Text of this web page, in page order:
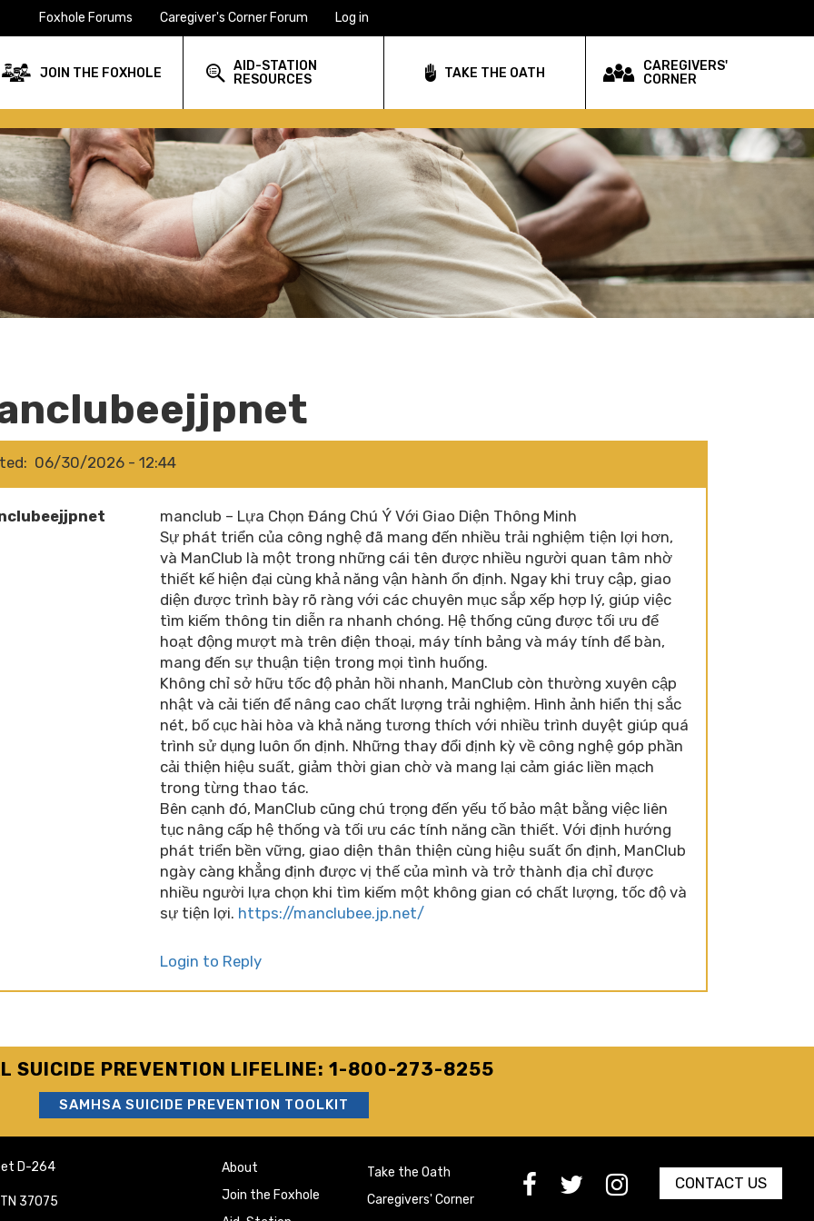
Foxhole Forums Caregiver's Corner Forum Log in
JOIN THE FOXHOLE
AID-STATION
RESOURCES
TAKE THE OATH
CAREGIVERS'
CORNER
06/30/2026 - 12:44
manclub – Lựa Chọn Đáng Chú Ý Với Giao Diện Thông Minh
Sự phát triển của công nghệ đã mang đến nhiều trải nghiệm tiện lợi hơn,
và ManClub là một trong những cái tên được nhiều người quan tâm nhờ
thiết kế hiện đại cùng khả năng vận hành ổn định. Ngay khi truy cập, giao
diện được trình bày rõ ràng với các chuyên mục sắp xếp hợp lý, giúp việc
tìm kiếm thông tin diễn ra nhanh chóng. Hệ thống cũng được tối ưu để
hoạt động mượt mà trên điện thoại, máy tính bảng và máy tính để bàn,
mang đến sự thuận tiện trong mọi tình huống.
Không chỉ sở hữu tốc độ phản hồi nhanh, ManClub còn thường xuyên cập
nhật và cải tiến để nâng cao chất lượng trải nghiệm. Hình ảnh hiển thị sắc
nét, bố cục hài hòa và khả năng tương thích với nhiều trình duyệt giúp quá
trình sử dụng luôn ổn định. Những thay đổi định kỳ về công nghệ góp phần
cải thiện hiệu suất, giảm thời gian chờ và mang lại cảm giác liền mạch
trong từng thao tác.
Bên cạnh đó, ManClub cũng chú trọng đến yếu tố bảo mật bằng việc liên
tục nâng cấp hệ thống và tối ưu các tính năng cần thiết. Với định hướng
phát triển bền vững, giao diện thân thiện cùng hiệu suất ổn định, ManClub
ngày càng khẳng định được vị thế của mình và trở thành địa chỉ được
nhiều người lựa chọn khi tìm kiếm một không gian có chất lượng, tốc độ và
sự tiện lợi. https://manclubee.jp.net/
Login to Reply
SUICIDE PREVENTION LIFELINE: 1-800-273-8255
SAMHSA SUICIDE PREVENTION TOOLKIT
D-264
37075
About
Join the Foxhole
Take the Oath
Caregivers' Corner
[paragraph:field_media_title
[paragraph:field_media_title
[paragraph:field_media_title
CONTACT US